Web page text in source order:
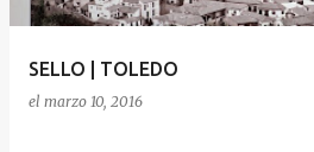
SELLO | TOLEDO
el marzo 10, 2016